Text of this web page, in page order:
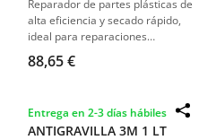
Reparador de partes plásticas de
alta eficiencia y secado rápido,
ideal para reparaciones
duraderas y resistentes en una
amplia gama de componentes
88,65 €
Entrega en 2-3 días hábiles
ANTIGRAVILLA 3M 1 LT